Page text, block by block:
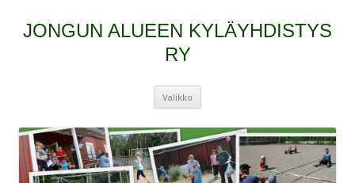
JONGUN ALUEEN KYLÄYHDISTYS
RY
Valikko